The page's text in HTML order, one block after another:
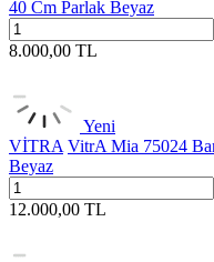
40 Cm Parlak Beyaz
8.000,00 TL
Yeni
VİTRA VitrA Mia 75024
Beyaz
12.000,00 TL